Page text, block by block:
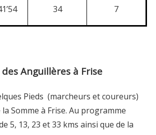
34 7
Anguillères à Frise
Pieds (marcheurs et coureurs)
Somme à Frise. Au programme
5, 13, 23 et 33 kms ainsi que de la